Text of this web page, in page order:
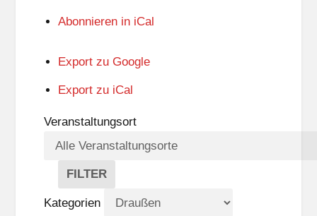
Abonnieren in iCal
Export zu Google
Export zu iCal
Veranstaltungsort
FILTER
V
E
Kategorien